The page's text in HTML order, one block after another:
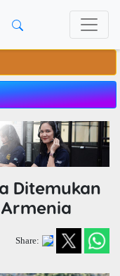
Ditemukan
Share: